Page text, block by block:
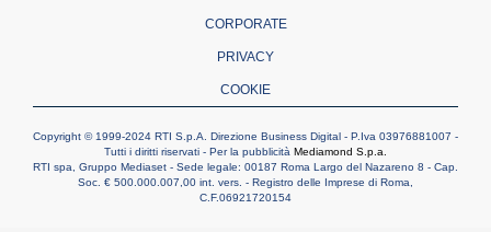
CORPORATE
PRIVACY
COOKIE
Copyright © 1999-2024 RTI S.p.A. Direzione Business Digital - P.Iva 03976881007 -
Tutti i diritti riservati - Per la pubblicità Mediamond S.p.a.
RTI spa, Gruppo Mediaset - Sede legale: 00187 Roma Largo del Nazareno 8 - Cap.
Soc. € 500.000.007,00 int. vers. - Registro delle Imprese di Roma,
C.F.06921720154